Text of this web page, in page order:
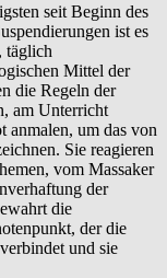
seit Beginn des
ist es
täglich
Mittel der
die Regeln der
am Unterricht
anmalen, um das von
Sie reagieren
vom Massaker
der
die
der die
und sie